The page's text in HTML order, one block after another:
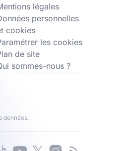
légales
personnelles
cookies
les cookies
de site
sommes-nous ?
données.